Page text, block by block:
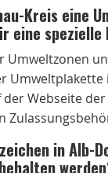
Kreis eine
eine
Umweltzonen
Umweltplakette
der Webseite
in Alb-